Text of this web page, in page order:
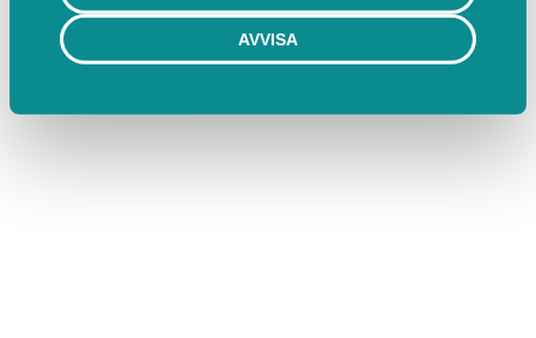
AVVISA